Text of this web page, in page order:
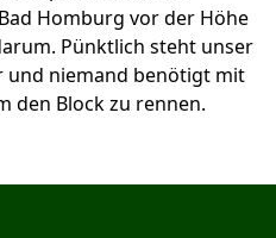
Homburg vor der Höhe
Pünktlich steht unser
und niemand benötigt mit
den Block zu rennen.